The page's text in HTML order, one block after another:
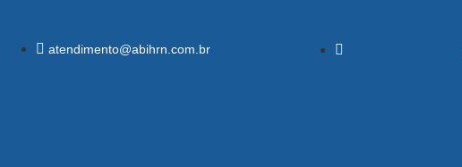
atendimento@abihrn.com.br